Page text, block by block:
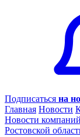
Подписаться на
Главная Новости
Новости компаний
Ростовской